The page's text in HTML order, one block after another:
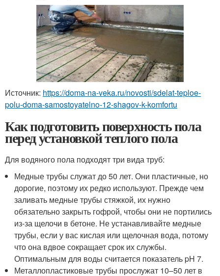
Источник: https://doma-na-veka.ru/novosti/sdelat-teploe-
polu-doma-samostoyatelno-12-shagov-k-komfortu
Как подготовить поверхность пола
перед установкой теплого пола
Для водяного пола подходят три вида труб:
Медные трубы служат до 50 лет. Они пластичные, но
дорогие, поэтому их редко используют. Прежде чем
заливать медные трубы стяжкой, их нужно
обязательно закрыть гофрой, чтобы они не портились
из-за щелочи в бетоне. Не устанавливайте медные
трубы, если у вас кислая или щелочная вода, потому
что она вдвое сокращает срок их службы.
Оптимальным для воды считается показатель pH 7.
Металлопластиковые трубы прослужат 10–50 лет в